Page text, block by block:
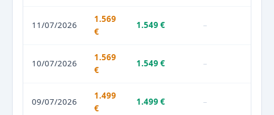
11/07/2026
1.569
€
1.549 € –
10/07/2026
1.569
€
1.549 € –
09/07/2026
1.499
€
1.499 € –